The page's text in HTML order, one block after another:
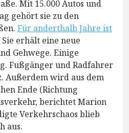
Mit 15.000 Autos und
gehört sie zu den
Für anderthalb Jahre ist
Sie erhält eine neue
Gehwege. Einige
Fußgänger und Radfahrer
Außerdem wird aus dem
Ende (Richtung
berichtet Marion
Verkehrschaos blieb
aus.